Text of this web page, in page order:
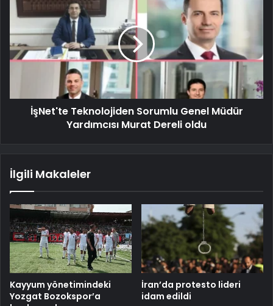
İşNet'te Teknolojiden Sorumlu Genel Müdür
Yardımcısı Murat Dereli oldu
İlgili Makaleler
Kayyum yönetimindeki
Yozgat Bozokspor’a
İran’da protesto lideri
idam edildi